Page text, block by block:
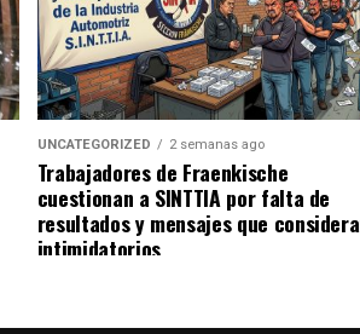
UNCATEGORIZED 2 semanas ago
Trabajadores de Fraenkische
cuestionan a SINTTIA por falta de
resultados y mensajes que
intimidatorios